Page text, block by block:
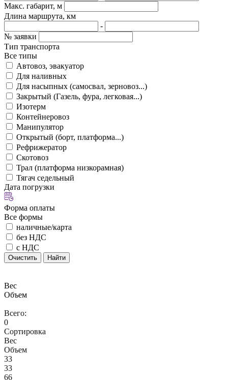
Макс. габарит, м
Длина маршрута, км
-
№ заявки
Тип транспорта
Все типы
Автовоз, эвакуатор
Для наливных
Для насыпных (самосвал, зерновоз...)
Закрытый (Газель, фура, легковая...)
Изотерм
Контейнеровоз
Манипулятор
Открытый (борт, платформа...)
Рефрижератор
Скотовоз
Трал (платформа низкорамная)
Тягач седельный
Дата погрузки
Форма оплаты
Все формы
наличные/карта
без НДС
с НДС
Очистить Найти
Вес
Объем
Всего:
0
Сортировка
Вес
Объем
33
33
66